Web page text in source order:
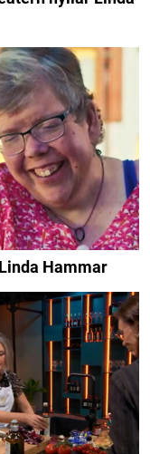
Hammar